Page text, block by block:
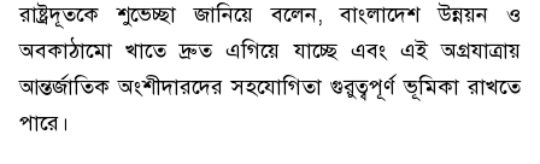
রাষ্ট্রদূতকে শুভেচ্ছা জানিয়ে বলেন, বাংলাদেশ উন্নয়ন ও
অবকাঠামো খাতে দ্রুত এগিয়ে যাচ্ছে এবং এই অগ্রযাত্রায়
আন্তর্জাতিক অংশীদারদের সহযোগিতা গুরুত্বপূর্ণ ভূমিকা রাখতে
পারে।